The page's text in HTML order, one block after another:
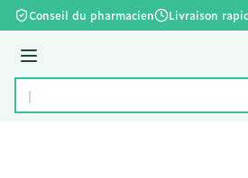
Aller au contenu
Conseil du pharmacien Livraison
Menu
Rechercher